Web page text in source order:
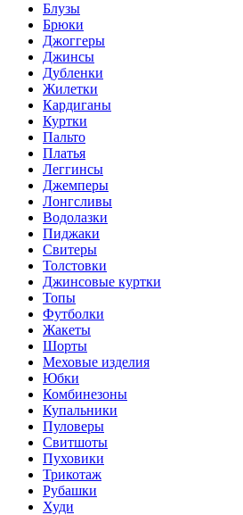
Блузы
Брюки
Джоггеры
Джинсы
Дубленки
Жилетки
Кардиганы
Куртки
Пальто
Платья
Леггинсы
Джемперы
Лонгсливы
Водолазки
Пиджаки
Свитеры
Толстовки
Джинсовые куртки
Топы
Футболки
Жакеты
Шорты
Меховые изделия
Юбки
Комбинезоны
Купальники
Пуловеры
Свитшоты
Пуховики
Трикотаж
Рубашки
Худи